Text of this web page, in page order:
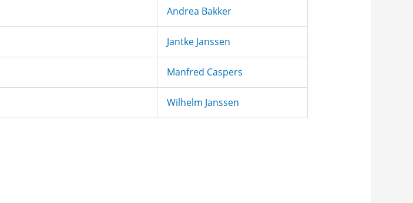
Andrea Bakker
Jantke Janssen
Manfred Caspers
Wilhelm Janssen